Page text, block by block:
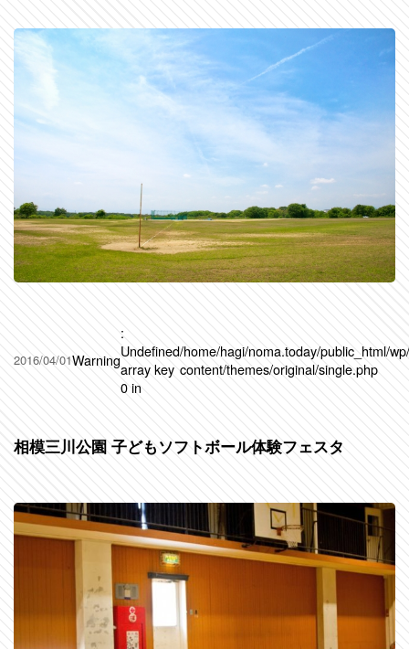
2016/04/01Warning
:
Undefined
array key
0 in
/home/hagi/noma.today/public_html/
content/themes/original/single.php
相模三川公園 子どもソフトボール体験フェスタ